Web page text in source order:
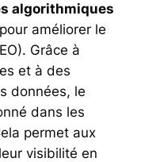
algorithmiques
améliorer le
Grâce à
et à des
données, le
dans les
permet aux
visibilité en